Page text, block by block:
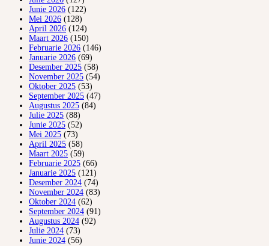
Junie 2026 (122)
Mei 2026 (128)
April 2026 (124)
Maart 2026 (150)
Februarie 2026 (146)
Januarie 2026 (69)
Desember 2025 (58)
November 2025 (54)
Oktober 2025 (53)
September 2025 (47)
Augustus 2025 (84)
Julie 2025 (88)
Junie 2025 (52)
Mei 2025 (73)
April 2025 (58)
Maart 2025 (59)
Februarie 2025 (66)
Januarie 2025 (121)
Desember 2024 (74)
November 2024 (83)
Oktober 2024 (62)
September 2024 (91)
Augustus 2024 (92)
Julie 2024 (73)
Junie 2024 (56)